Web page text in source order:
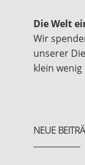
Die Welt
Wir
unserer
klein
NEUE